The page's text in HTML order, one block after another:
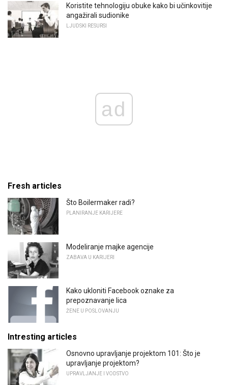
Koristite tehnologiju obuke kako bi učinkovitije
angažirali sudionike
LJUDSKI RESURSI
ad
Fresh articles
Što Boilermaker radi?
PLANIRANJE KARIJERE
Modeliranje majke agencije
ZABAVA U KARIJERI
Kako ukloniti Facebook oznake za
prepoznavanje lica
ŽENE U POSLOVANJU
Intresting articles
Osnovno upravljanje projektom 101: Što je
upravljanje projektom?
UPRAVLJANJE I VODSTVO